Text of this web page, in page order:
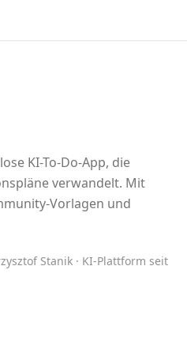
KI-To-Do-App, die
verwandelt. Mit
Vorlagen und
Stanik · KI-Plattform seit